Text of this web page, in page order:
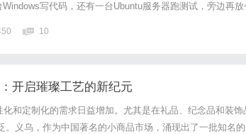
写代码，还有一台Ubuntu服务器跑测试，旁边再放
起来就开始出问题了。平时各忙各的倒还好，一旦需要远
时要用另一台电脑上的文件，或者...
10
开启璀璨工艺的新纪元
和定制化的需求日益增加。尤其是在礼品、纪念品和装饰
义乌，作为中国著名的小商品市场，涌现出了一批知名的